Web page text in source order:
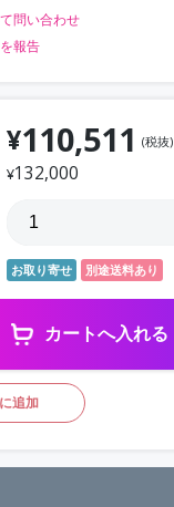
問い合わせ
報告
¥110,511 (税抜)
¥132,000
お取り寄せ 別途送料あり
カートへ入れる
追加